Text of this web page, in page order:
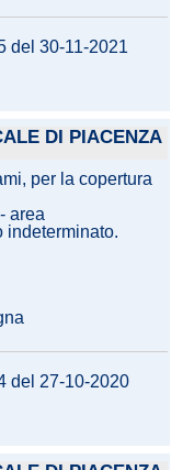
del 30-11-2021
DI PIACENZA
per la copertura
area
indeterminato.
del 27-10-2020